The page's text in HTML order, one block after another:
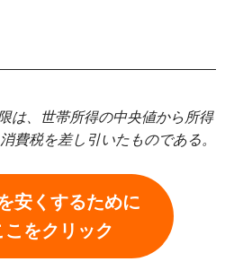
は、世帯所得の中央値から所得
費税を差し引いたものである。
安くするために
こをクリック